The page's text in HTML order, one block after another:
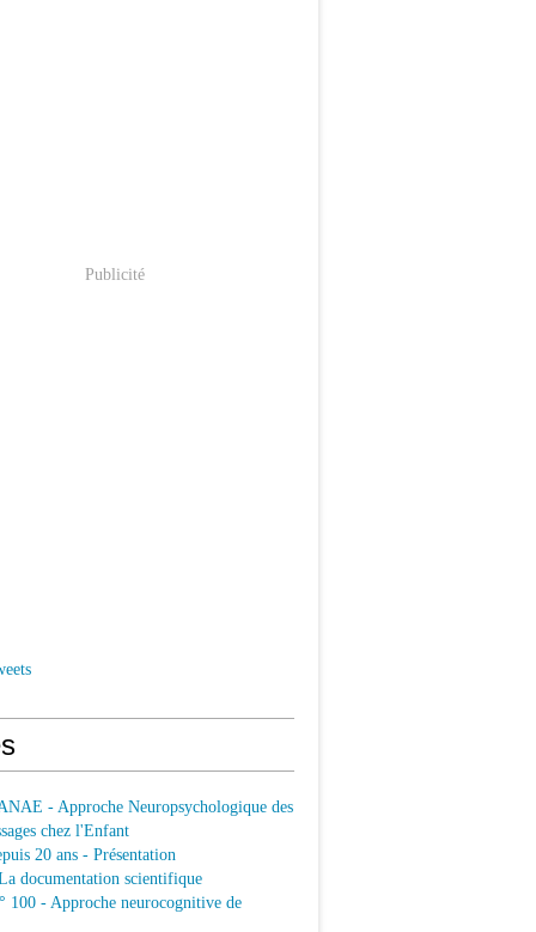
Publicité
- Approche Neuropsychologique des
chez l'Enfant
20 ans - Présentation
documentation scientifique
100 - Approche neurocognitive de